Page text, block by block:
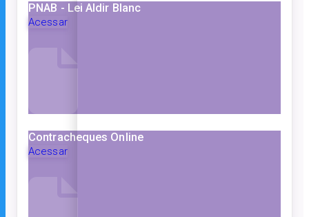
PNAB - Lei Aldir Blanc
Acessar
Contracheques Online
Acessar